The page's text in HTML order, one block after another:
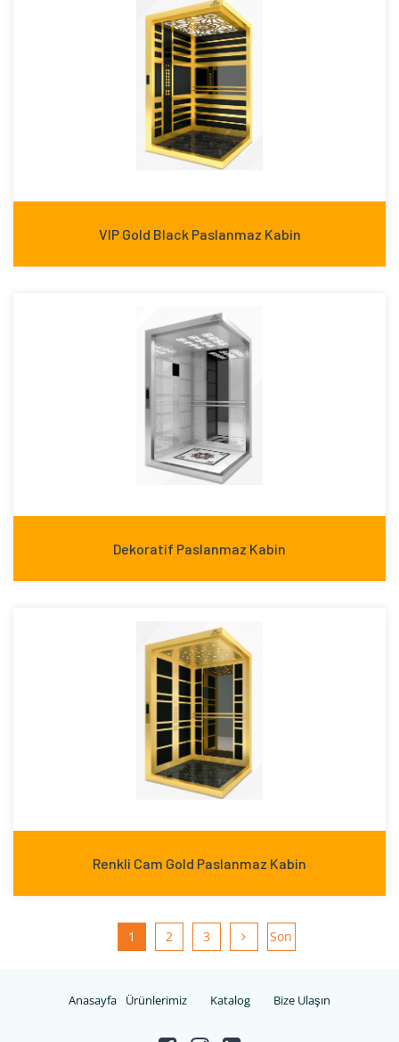
VIP Gold Black Paslanmaz Kabin
Dekoratif Paslanmaz Kabin
Renkli Cam Gold Paslanmaz Kabin
1 2 3 Son
Anasayfa Ürünlerimiz Katalog Bize Ulaşın